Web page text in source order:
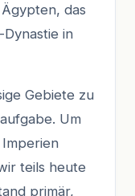
das
Dynastie in
Gebiete zu
Um
teils heute
primär,